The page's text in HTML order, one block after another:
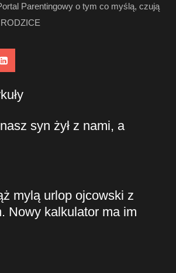
Parentingowy o tym co myślą, czują
syn żył z nami, a
mylą urlop ojcowski z
Nowy kalkulator ma im